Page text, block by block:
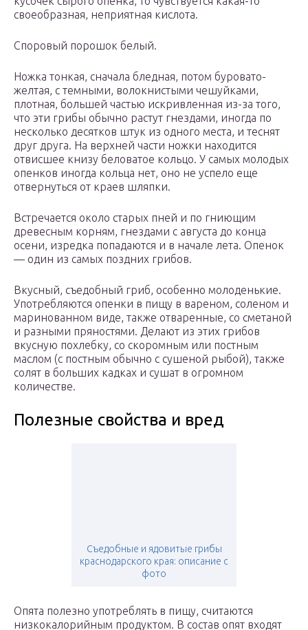
своеобразная, неприятная кислота.
Споровый порошок белый.
Ножка тонкая, сначала бледная, потом буровато-
желтая, с темными, волокнистыми чешуйками,
плотная, большей частью искривленная из-за того,
что эти грибы обычно растут гнездами, иногда по
несколько десятков штук из одного места, и теснят
друг друга. На верхней части ножки находится
отвисшее книзу беловатое кольцо. У самых молодых
опенков иногда кольца нет, оно не успело еще
отвернуться от краев шляпки.
Встречается около старых пней и по гниющим
древесным корням, гнездами с августа до конца
осени, изредка попадаются и в начале лета. Опенок
— один из самых поздних грибов.
Вкусный, съедобный гриб, особенно молоденькие.
Употребляются опенки в пищу в вареном, соленом и
маринованном виде, также отваренные, со сметаной
и разными пряностями. Делают из этих грибов
вкусную похлебку, со скоромным или постным
маслом (с постным обычно с сушеной рыбой), также
солят в больших кадках и сушат в огромном
количестве.
Полезные свойства и вред
Съедобные и ядовитые грибы
краснодарского края: описание с
фото
Опята полезно употреблять в пищу, считаются
низкокалорийным продуктом. В состав опят входят